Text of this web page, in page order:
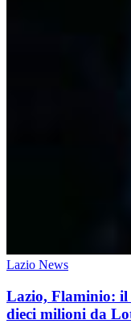
Lazio News
Lazio, Flaminio: il
dieci milioni da